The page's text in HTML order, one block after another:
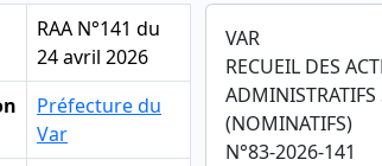
RAA N°141 du
24 avril 2026
Préfecture du
Var
VAR
RECUEIL DES
ADMINISTRATIFS
(NOMINATIFS)
N°83-2026-141